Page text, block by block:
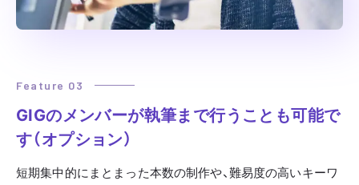
Feature 03
GIGのメンバーが執筆まで行うことも可能で
す（オプション）
短期集中的にまとまった本数の制作や、難易度の高いキーワ